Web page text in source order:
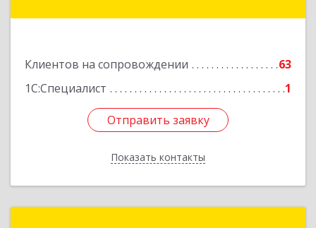
Клиентов на сопровождении
63
1С:Специалист
1
Отправить заявку
Показать контакты
Отправить заявку
Назад